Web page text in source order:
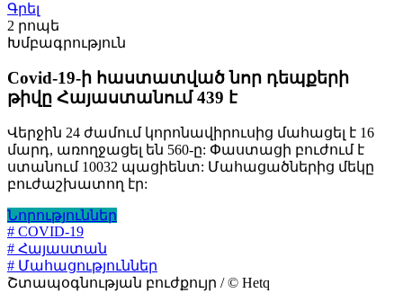
Գրել
2 րոպե
Խմբագրություն
Covid-19-ի հաստատված նոր դեպքերի
թիվը Հայաստանում 439 է
Վերջին 24 ժամում կորոնավիրուսից մահացել է 16
մարդ, առողջացել են 560-ը: Փաստացի բուժում է
ստանում 10032 պացիենտ: Մահացածներից մեկը
բուժաշխատող էր:
Նորություններ
# COVID-19
# Հայաստան
# Մահացություններ
Շտապօգնության բուժքույր / © Hetq